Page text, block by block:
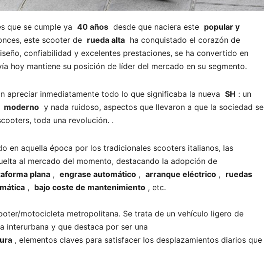
que se cumple ya 40 años desde que naciera este popular y
este scooter de rueda alta ha conquistado el corazón de
confiabilidad y excelentes prestaciones, se ha convertido en
hoy mantiene su posición de líder del mercado en su segmento.
apreciar inmediatamente todo lo que significaba la nueva SH : un
moderno y nada ruidoso, aspectos que llevaron a que la sociedad se
toda una revolución. .
en aquella época por los tradicionales scooters italianos, las
al mercado del momento, destacando la adopción de
plana , engrase automático , arranque eléctrico , ruedas
, bajo coste de mantenimiento , etc.
motocicleta metropolitana. Se trata de un vehículo ligero de
interurbana y que destaca por ser una
, elementos claves para satisfacer los desplazamientos diarios que